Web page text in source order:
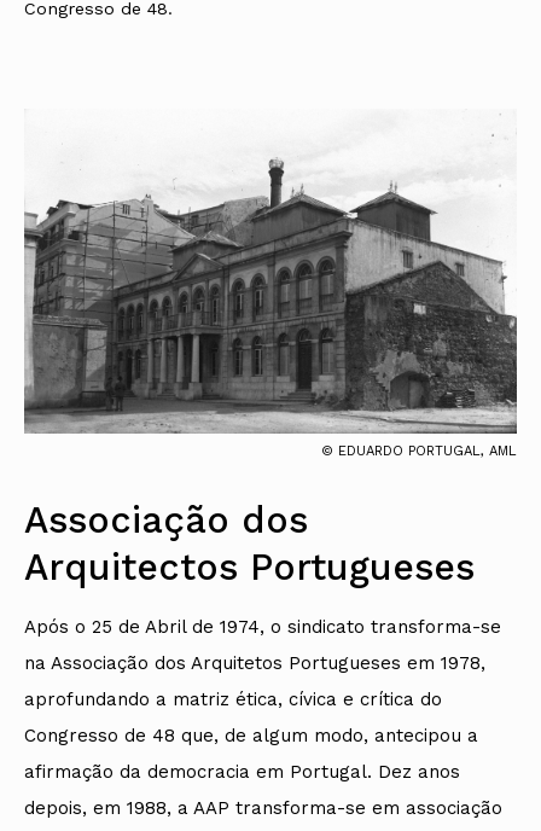
Congresso de 48.
© EDUARDO PORTUGAL, AML
Associação dos
Arquitectos Portugueses
Após o 25 de Abril de 1974, o sindicato transforma-se
na Associação dos Arquitetos Portugueses em 1978,
aprofundando a matriz ética, cívica e crítica do
Congresso de 48 que, de algum modo, antecipou a
afirmação da democracia em Portugal. Dez anos
depois, em 1988, a AAP transforma-se em associação